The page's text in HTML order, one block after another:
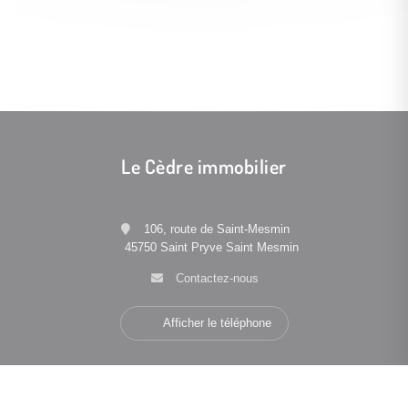
Le Cèdre immobilier
106, route de Saint-Mesmin
45750 Saint Pryve Saint Mesmin
Contactez-nous
Afficher le téléphone